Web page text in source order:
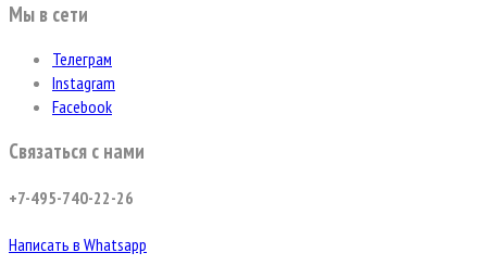
Мы в сети
Телеграм
Instagram
Facebook
Связаться с нами
+7-495-740-22-26
Написать в Whatsapp